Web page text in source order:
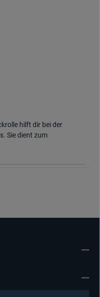
hilft dir bei der
Sie dient zum